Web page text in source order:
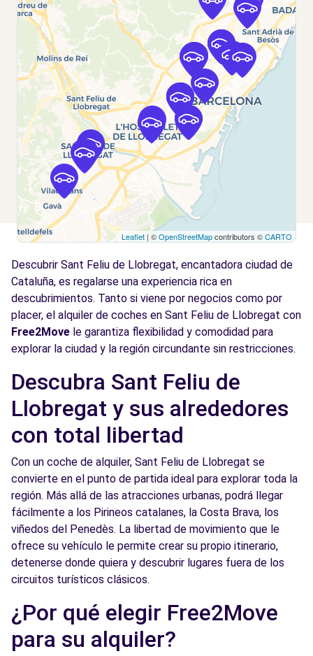
BADAL, 81
Barcelona, 8014
Ver agencia
Free2Move Rent - S&YOU BARCELONA -
Badal (P)
Rambla de Badal
Barcelona, 08014
Ver agencia
Free2Move Rent - S&YOU BARCELONA -
7.5
km
BADAL, 81
Barcelona, 8014
Ver agencia
Free2Move Rent - S&YOU BARCELONA -
Badal - Barcelona (P)
BADAL, 81
Barcelona, 8014
Free2Move Rent - TALLERES ISIDORO
LEDESMA, S.L. - Viladecans (C)
8.2
km
C/ AGRICULTURA, 36
Viladecans, 8840
Ver agencia
Free2Move Rent - MASTERNOU - Barcelona
(O) 24/7
Leaflet | ©OpenStreetMapcontributors ©CARTO
Descubrir Sant Feliu de Llobregat, encantadora ciudad de
Cataluña, es regalarse una experiencia rica en
descubrimientos. Tanto si viene por negocios como por
placer, el alquiler de coches en Sant Feliu de Llobregat con
Free2Move le garantiza flexibilidad y comodidad para
explorar la ciudad y la región circundante sin restricciones.
Descubra Sant Feliu de
Llobregat y sus alrededores
con total libertad
Con un coche de alquiler, Sant Feliu de Llobregat se
convierte en el punto de partida ideal para explorar toda la
región. Más allá de las atracciones urbanas, podrá llegar
fácilmente a los Pirineos catalanes, la Costa Brava, los
viñedos del Penedès. La libertad de movimiento que le
ofrece su vehículo le permite crear su propio itinerario,
detenerse donde quiera y descubrir lugares fuera de los
circuitos turísticos clásicos.
¿Por qué elegir Free2Move
para su alquiler?